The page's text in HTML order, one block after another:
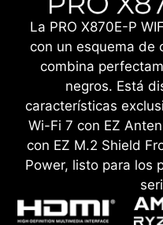
La PRO X870E-P
con un esquema de
combina
negros. Está
características
Wi-Fi 7 con EZ
con EZ M.2 Shield
Power, listo para los